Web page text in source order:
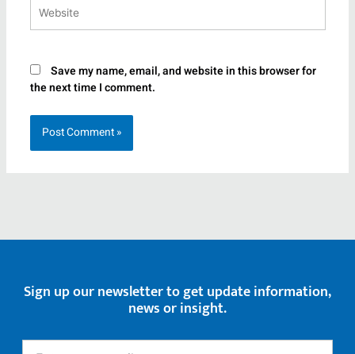
Save my name, email, and website in this browser for
the next time I comment.
Sign up our newsletter to get update information,
news or insight.